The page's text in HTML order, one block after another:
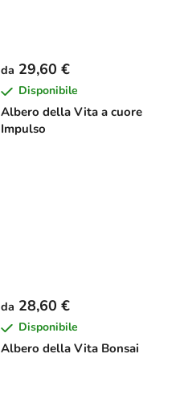
Albero della Vita a cuore
Impulso
da 29,60 €
Disponibile
Albero della Vita Bonsai
da 28,60 €
Disponibile